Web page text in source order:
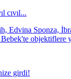
cıvıl...
Edvina Sponza,
objektiflere
girdi!